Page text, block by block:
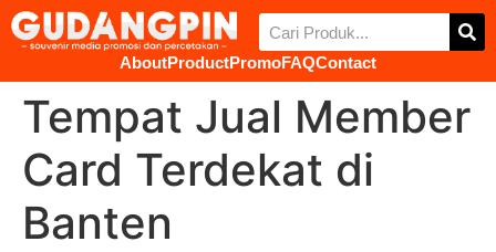
AboutProductPromoFAQContact
Tempat Jual Member
Card Terdekat di
Banten